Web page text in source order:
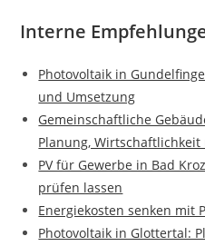
Interne
Photovoltaik in
und Umsetzung
Gemeinschaftliche
Planung,
PV für Gewerbe in Bad
prüfen lassen
Energiekosten senken mit
Photovoltaik in Glottertal: